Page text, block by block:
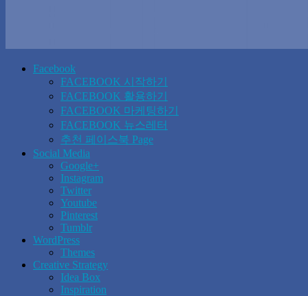
Facebook
FACEBOOK 시작하기
FACEBOOK 활용하기
FACEBOOK 마케팅하기
FACEBOOK 뉴스레터
추천 페이스북 Page
Social Media
Google+
Instagram
Twitter
Youtube
Pinterest
Tumblr
WordPress
Themes
Creative Strategy
Idea Box
Inspiration